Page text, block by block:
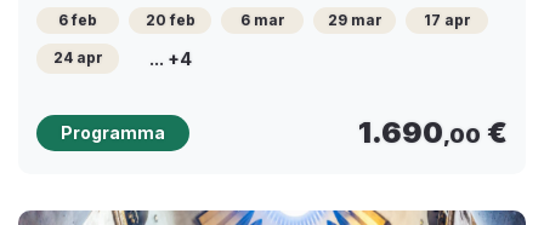
6 feb
20 feb 6 mar 29 mar 17 apr
24 apr ... +4
Programma 1.690,00 €